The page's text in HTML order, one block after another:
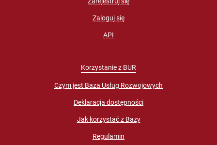
Zaloguj się
API
Korzystanie z BUR
Czym jest Baza Usług Rozwojowych
Deklaracja dostępności
Jak korzystać z Bazy
Regulamin